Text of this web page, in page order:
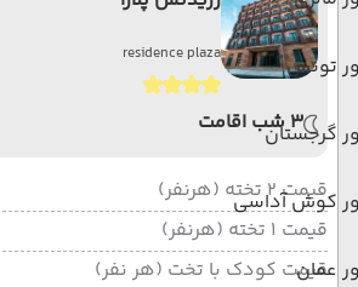
تونس
گرجستان
کوش آداسی
عمان
residence plaza
3 شب اقامت
قیمت 2 تخته (هرنفر)
قیمت 1 تخته (هرنفر)
قیمت کودک با تخت (هر نفر)